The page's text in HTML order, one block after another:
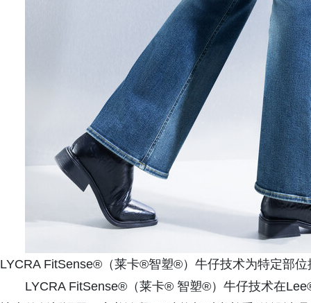
LYCRA FitSense®（莱卡®智塑®）牛仔技术为特定部
LYCRA FitSense®（莱卡® 智塑®）牛仔技术在